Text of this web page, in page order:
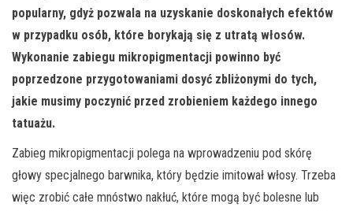
popularny, gdyż pozwala na uzyskanie doskonałych efektów
w przypadku osób, które borykają się z utratą włosów.
Wykonanie zabiegu mikropigmentacji powinno być
poprzedzone przygotowaniami dosyć zbliżonymi do tych,
jakie musimy poczynić przed zrobieniem każdego innego
tatuażu.
Zabieg mikropigmentacji polega na wprowadzeniu pod skórę
głowy specjalnego barwnika, który będzie imitował włosy. Trzeba
więc zrobić całe mnóstwo nakłuć, które mogą być bolesne lub